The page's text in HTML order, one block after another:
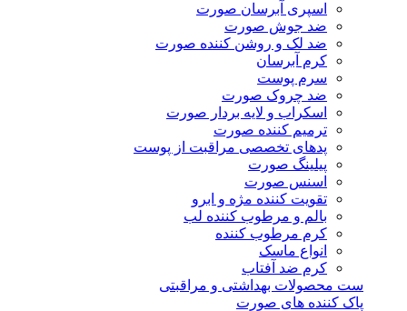
اسپری آبرسان صورت
ضد جوش صورت
ضد لک و روشن کننده صورت
کرم آبرسان
سرم پوست
ضد چروک صورت
اسکراب و لایه بردار صورت
ترمیم کننده صورت
پدهای تخصصی مراقبت از پوست
پیلینگ صورت
اسنس صورت
تقویت کننده مژه و ابرو
بالم و مرطوب کننده لب
کرم مرطوب کننده
انواع ماسک
کرم ضد آفتاب
ست محصولات بهداشتی و مراقبتی
پاک کننده های صورت